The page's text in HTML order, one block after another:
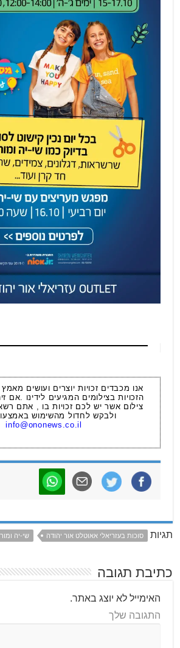
אנו מכבדים זכויות יוצרים ועושים
הזכויות בצילומים המגיעים לידינו .אם
צילום אשר יש לכם זכויות בו , אתם
ולבקש לחדול מהשימוש
info@ononews.co.il
תגיות סוכות בעזריאלי אאוטלט אור יהודה שי-יה ומור
כתיבת תגובה
האימייל לא יוצג באתר.
התגובה שלך